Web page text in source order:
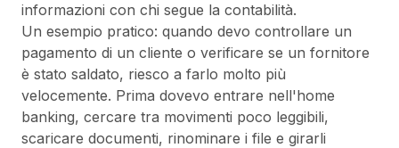
informazioni con chi segue la contabilità.
Un esempio pratico: quando devo controllare un
pagamento di un cliente o verificare se un fornitore
è stato saldato, riesco a farlo molto più
velocemente. Prima dovevo entrare nell'home
banking, cercare tra movimenti poco leggibili,
scaricare documenti, rinominare i file e girarli